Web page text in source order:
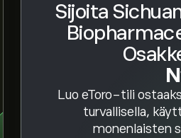
Sijoita
Luo eToro-tili
turvallisella,
monenlaisten